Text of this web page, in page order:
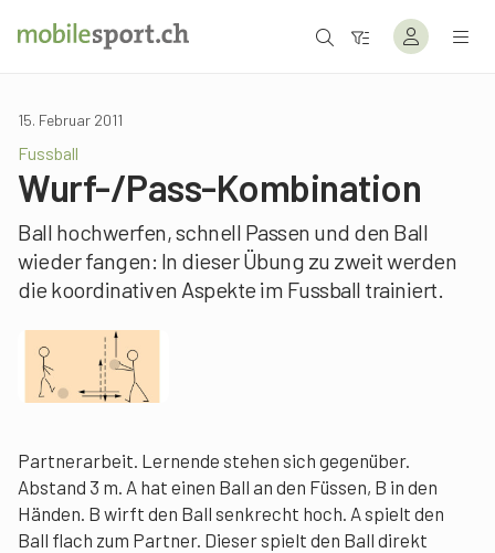
15. Februar 2011
Fussball
Wurf-/Pass-Kombination
Ball hochwerfen, schnell Passen und den Ball
wieder fangen: In dieser Übung zu zweit werden
die koordinativen Aspekte im Fussball trainiert.
Partnerarbeit. Lernende stehen sich gegenüber.
Abstand 3 m. A hat einen Ball an den Füssen, B in den
Händen. B wirft den Ball senkrecht hoch. A spielt den
Ball flach zum Partner. Dieser spielt den Ball direkt